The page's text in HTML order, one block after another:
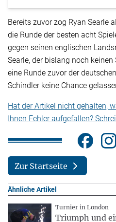
Bereits zuvor zog Ryan Searle
die Runde der besten acht
gegen seinen englischen
Searle, der bislang noch
eine Runde zuvor der
Schindler keine Chance
Hat der Artikel nicht gehalten,
Ihnen Fehler aufgefallen?
Zur Startseite
Ähnliche Artikel
Turnier in London
Triumph und